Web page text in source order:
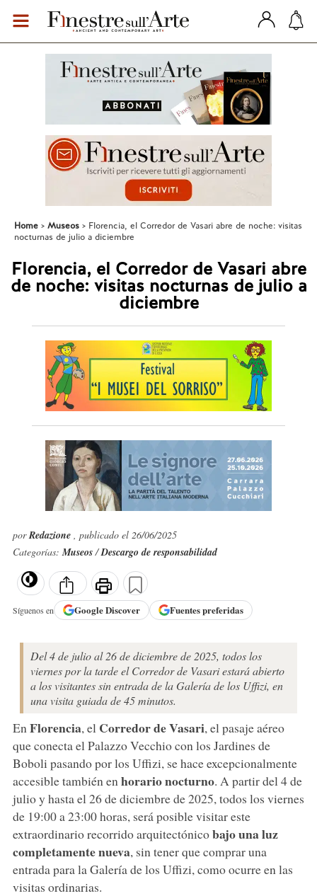
Home Museos
Florencia, el Corredor de Vasari abre de noche: visitas
nocturnas de julio a diciembre
Florencia, el Corredor de Vasari abre
de noche: visitas nocturnas de julio a
diciembre
porRedazione , publicado el 26/06/2025
Categorías:Museos/Descargo de responsabilidad
Síguenos en GoogleDiscover Fuentes preferidas
Del 4 de julio al 26 de diciembre de 2025, todos los
viernes por la tarde el Corredor de Vasari estará abierto
a los visitantes sin entrada de la Galería de los Uffizi, en
una visita guiada de 45 minutos.
En Florencia, el Corredor de Vasari, el pasaje aéreo
que conecta el Palazzo Vecchio con los Jardines de
Boboli pasando por los Uffizi, se hace excepcionalmente
accesible también en horario nocturno. A partir del 4 de
julio y hasta el 26 de diciembre de 2025, todos los viernes
de 19:00 a 23:00 horas, será posible visitar este
extraordinario recorrido arquitectónicobajo una luz
completamente nueva, sin tener que comprar una
entrada para la Galería de los Uffizi, como ocurre en las
visitas ordinarias.